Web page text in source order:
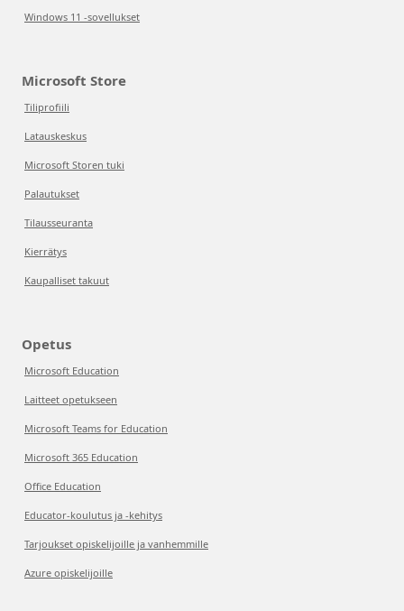
Windows 11 -sovellukset
Microsoft Store
Tiliprofiili
Latauskeskus
Microsoft Storen tuki
Palautukset
Tilausseuranta
Kierrätys
Kaupalliset takuut
Opetus
Microsoft Education
Laitteet opetukseen
Microsoft Teams for Education
Microsoft 365 Education
Office Education
Educator-koulutus ja -kehitys
Tarjoukset opiskelijoille ja vanhemmille
Azure opiskelijoille